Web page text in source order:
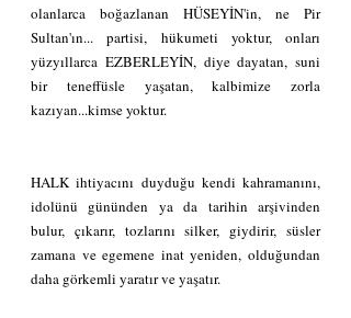
olanlarca boğazlanan HÜSEYİN'in, ne Pir
Sultan'ın... partisi, hükumeti yoktur, onları
yüzyıllarca EZBERLEYİN, diye dayatan, suni
bir teneffüsle yaşatan, kalbimize zorla
kazıyan...kimse yoktur.
HALK ihtiyacını duyduğu kendi kahramanını,
idolünü gününden ya da tarihin arşivinden
bulur, çıkarır, tozlarını silker, giydirir, süsler
zamana ve egemene inat yeniden, olduğundan
daha görkemli yaratır ve yaşatır.